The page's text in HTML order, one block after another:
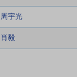
周宇光
肖毅